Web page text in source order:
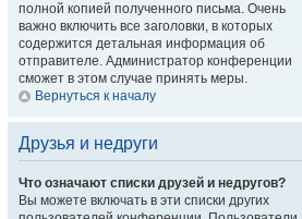
полной копией полученного письма. Очень
важно включить все заголовки, в которых
содержится детальная информация об
отправителе. Администратор конференции
сможет в этом случае принять меры.
Вернуться к началу
Друзья и недруги
Что означают списки друзей и недругов?
Вы можете включать в эти списки других